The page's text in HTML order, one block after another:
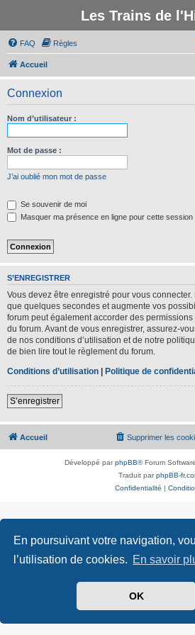
En poursuivant votre navigation,
l’utilisation de cookies. En savoir
OK
Les Trains de
FAQ Règles
Accueil
Connexion
Nom d’utilisateur :
Mot de passe :
J’ai oublié mon mot de passe
Se souvenir de moi
Masquer ma présence en ligne pour cette session
S’ENREGISTRER
Vous devez être enregistré pour vous connecter.
que quelques secondes et augmente vos
forum peut également accorder des
du forum. Avant de vous enregistrer, assurez-
de nos conditions d’utilisation et de notre
de bien lire tout le règlement du forum.
Conditions d’utilisation | Politique de
S’enregistrer
Accueil Supprimer les
Développé parphpBB® Forum
Traduit parphpBB-
Confidentialité |